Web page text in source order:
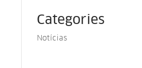
Categories
Notícias